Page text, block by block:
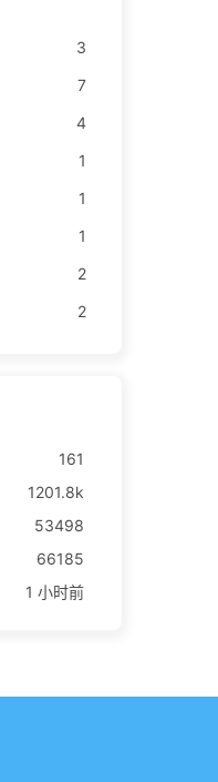
3
7
4
1
1
1
2
2
161
1201.8k
53498
66185
1 小时前